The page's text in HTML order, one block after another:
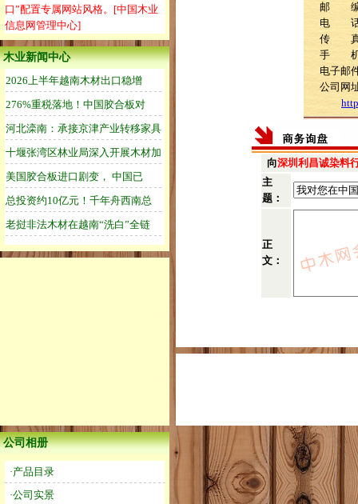
口”配置专属网站风格。[中国木业
信息网管理中心]
木业新闻中心
公司相册
·产品目录
·公司实景
邮 编
电 话
传 真
手 机
电子邮
公司网
向深圳利昌诚染料
主
题：
正
文：